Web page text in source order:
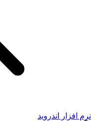
نرم افزار اندروید